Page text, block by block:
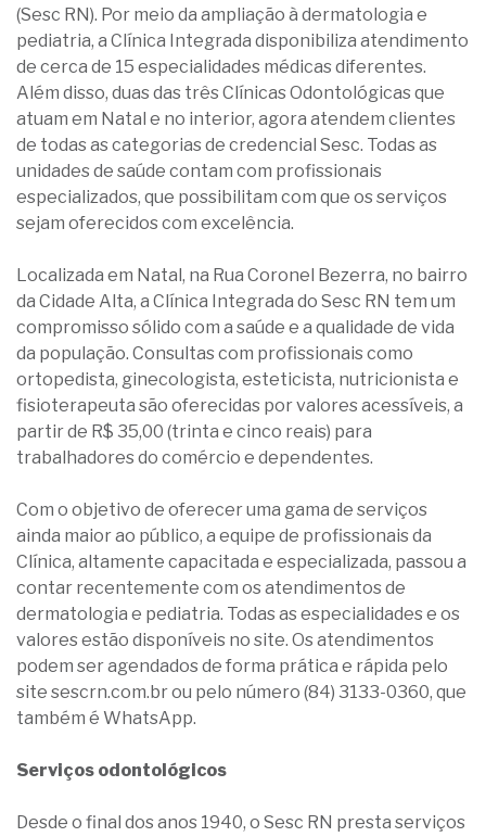
(Sesc RN). Por meio da ampliação à dermatologia e
pediatria, a Clínica Integrada disponibiliza atendimento
de cerca de 15 especialidades médicas diferentes.
Além disso, duas das três Clínicas Odontológicas que
atuam em Natal e no interior, agora atendem clientes
de todas as categorias de credencial Sesc. Todas as
unidades de saúde contam com profissionais
especializados, que possibilitam com que os serviços
sejam oferecidos com excelência.
Localizada em Natal, na Rua Coronel Bezerra, no bairro
da Cidade Alta, a Clínica Integrada do Sesc RN tem um
compromisso sólido com a saúde e a qualidade de vida
da população. Consultas com profissionais como
ortopedista, ginecologista, esteticista, nutricionista e
fisioterapeuta são oferecidas por valores acessíveis, a
partir de R$ 35,00 (trinta e cinco reais) para
trabalhadores do comércio e dependentes.
Com o objetivo de oferecer uma gama de serviços
ainda maior ao público, a equipe de profissionais da
Clínica, altamente capacitada e especializada, passou a
contar recentemente com os atendimentos de
dermatologia e pediatria. Todas as especialidades e os
valores estão disponíveis no site. Os atendimentos
podem ser agendados de forma prática e rápida pelo
site sescrn.com.br ou pelo número (84) 3133-0360, que
também é WhatsApp.
Serviços odontológicos
Desde o final dos anos 1940, o Sesc RN presta serviços